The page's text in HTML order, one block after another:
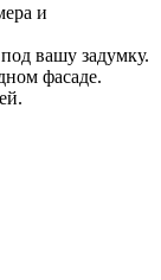
и
вашу задумку.
фасаде.